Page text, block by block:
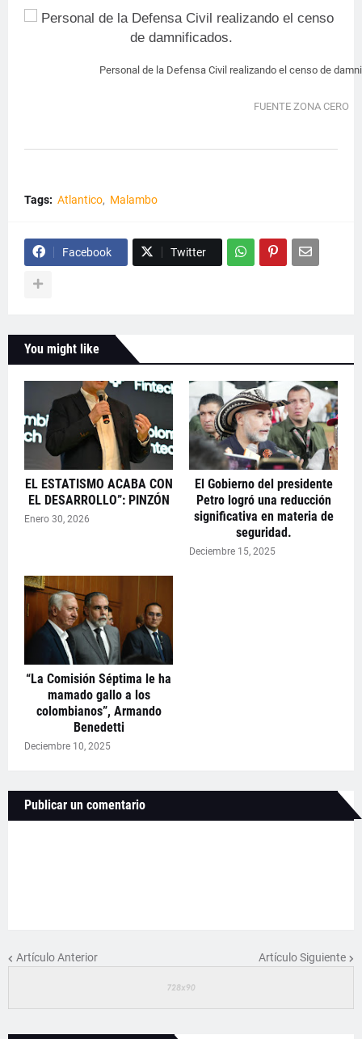
Personal de la Defensa Civil realizando el censo de
FUENTE ZONA CERO
Tags: Atlantico Malambo
Facebook Twitter
You might like
EL ESTATISMO ACABA CON
EL DESARROLLO”: PINZÓN
Enero 30, 2026
El Gobierno del presidente
Petro logró una reducción
significativa en materia de
seguridad.
Deciembre 15, 2025
“La Comisión Séptima le ha
mamado gallo a los
colombianos”, Armando
Benedetti
Deciembre 10, 2025
Publicar un comentario
Artículo Anterior Artículo Siguiente